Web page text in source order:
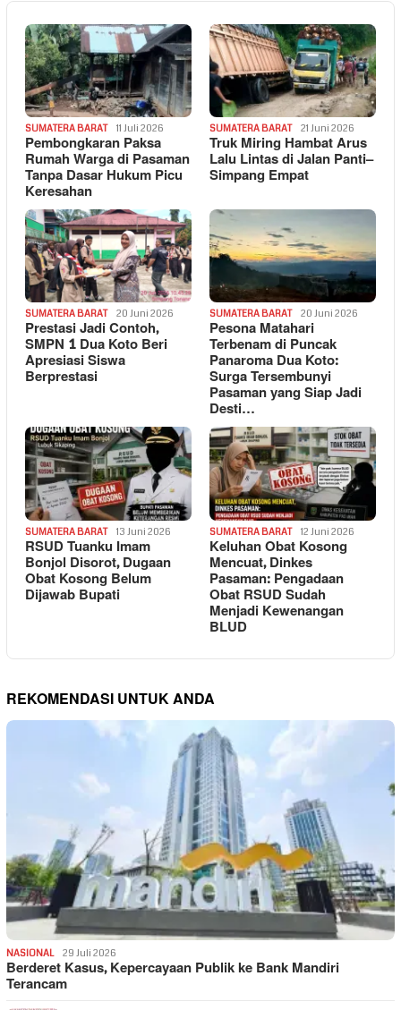
SUMATERA BARAT 11 Juli 2026
Pembongkaran Paksa
Rumah Warga di Pasaman
Tanpa Dasar Hukum Picu
Keresahan
SUMATERA BARAT 21 Juni 2026
Truk Miring Hambat Arus
Lalu Lintas di Jalan Panti–
Simpang Empat
SUMATERA BARAT 20 Juni 2026
Prestasi Jadi Contoh,
SMPN 1 Dua Koto Beri
Apresiasi Siswa
Berprestasi
SUMATERA BARAT 20 Juni 2026
Pesona Matahari
Terbenam di Puncak
Panaroma Dua Koto:
Surga Tersembunyi
Pasaman yang Siap Jadi
Desti…
SUMATERA BARAT 13 Juni 2026
RSUD Tuanku Imam
Bonjol Disorot, Dugaan
Obat Kosong Belum
Dijawab Bupati
SUMATERA BARAT 12 Juni 2026
Keluhan Obat Kosong
Mencuat, Dinkes
Pasaman: Pengadaan
Obat RSUD Sudah
Menjadi Kewenangan
BLUD
REKOMENDASI UNTUK ANDA
NASIONAL 29 Juli 2026
Berderet Kasus, Kepercayaan Publik ke Bank Mandiri
Terancam